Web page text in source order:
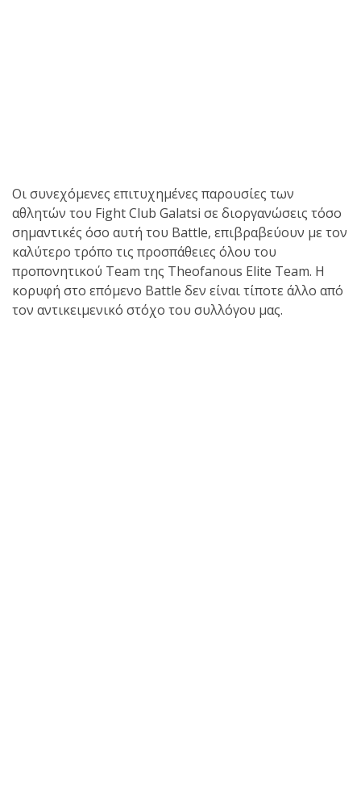
Οι συνεχόμενες επιτυχημένες παρουσίες των
αθλητών του Fight Club Galatsi σε διοργανώσεις τόσο
σημαντικές όσο αυτή του Battle, επιβραβεύουν με τον
καλύτερο τρόπο τις προσπάθειες όλου του
προπονητικού Team της Theofanous Elite Team. Η
κορυφή στο επόμενο Battle δεν είναι τίποτε άλλο από
τον αντικειμενικό στόχο του συλλόγου μας.